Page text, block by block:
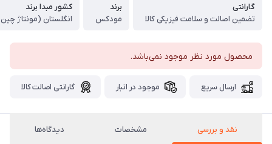
گارانتی
تضمین اصالت و سلامت فیزیکی کالا
برند
مودکس
کشور مبدا برند
انگلستان (مونتاژ
محصول مورد نظر موجود نمی‌باشد.
ارسال سریع موجود در انبار گارانتی اصالت کالا
نقد و بررسی مشخصات دیدگاه‌ها